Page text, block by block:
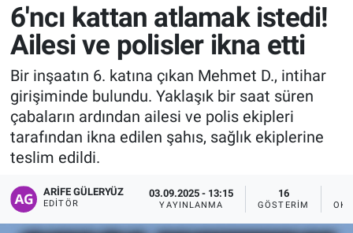
6'ncı kattan atlamak istedi!
Ailesi ve polisler ikna etti
Bir inşaatın 6. katına çıkan Mehmet D., intihar
girişiminde bulundu. Yaklaşık bir saat süren
çabaların ardından ailesi ve polis ekipleri
tarafından ikna edilen şahıs, sağlık ekiplerine
teslim edildi.
ARIFE GÜLERYÜZ
EDITÖR
03.09.2025 - 13:15
YAYINLANMA
16
GÖSTERIM
Çaycuma
Kilimli
Asayiş
Spor
Resmi İlan
Zonguldak Namaz Vakitleri
Zonguldak Trafik Yoğunluk Haritası
Süper Lig Puan Durumu ve Fikstür
Tüm Manşetler
Son Dakika Haberleri
Haber Arşivi